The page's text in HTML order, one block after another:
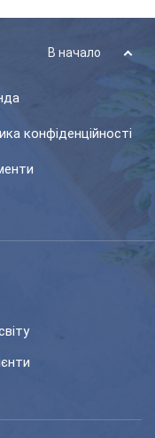
В начало
конфіденційності